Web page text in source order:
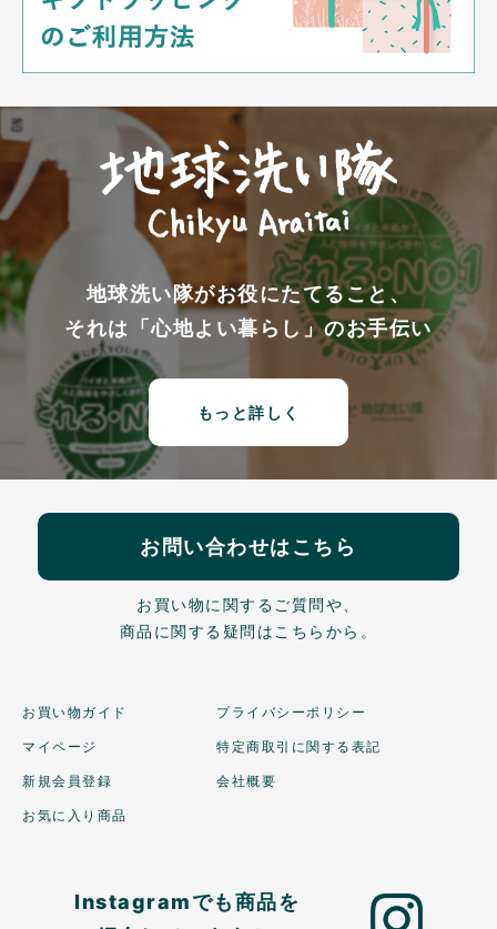
地球洗い隊がお役にたてること、
それは「心地よい暮らし」のお手伝い
もっと詳しく
お問い合わせはこちら
お買い物に関するご質問や、
商品に関する疑問はこちらから。
お買い物ガイド
マイページ
新規会員登録
お気に入り商品
プライバシーポリシー
特定商取引に関する表記
会社概要
Instagramでも商品を